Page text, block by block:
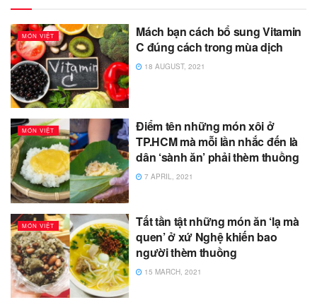
MÓN VIỆT
Mách bạn cách bổ sung Vitamin
C đúng cách trong mùa dịch
18 AUGUST, 2021
MÓN VIỆT
Điểm tên những món xôi ở
TP.HCM mà mỗi lần nhắc đến là
dân ‘sành ăn’ phải thèm thuồng
7 APRIL, 2021
MÓN VIỆT
Tất tần tật những món ăn ‘lạ mà
quen’ ở xứ Nghệ khiến bao
người thèm thuồng
15 MARCH, 2021